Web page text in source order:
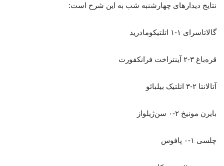
نتایج دیدارهای چهارشنبه شب به این شرح است:
گالاتاسرای ۱-۱ اتلتیکومادرید
قره‌باغ ۳-۲ آینتراخت فرانکفورت
آتالانتا ۲-۳ اتلتیک بیلبائو
بایرن مونیخ ۲-۰ سن‌ژیلواز
چلسی ۱-۰ پافوس